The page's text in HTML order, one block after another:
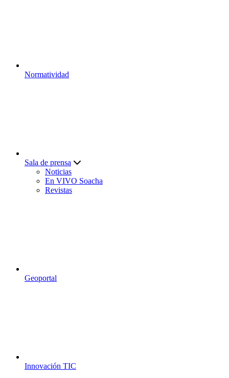
Normatividad
Sala de prensa
Noticias
En VIVO Soacha
Revistas
Geoportal
Innovación TIC